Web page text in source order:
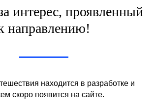
интерес, проявленный
направлению!
находится в разработке и
скоро появится на сайте.